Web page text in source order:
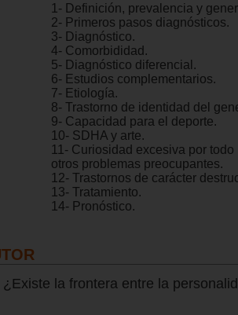
1- Definición, prevalencia y
2- Primeros pasos diagnósticos.
3- Diagnóstico.
4- Comorbididad.
5- Diagnóstico diferencial.
6- Estudios complementarios.
7- Etiología.
8- Trastorno de identidad del
9- Capacidad para el deporte.
10- SDHA y arte.
11- Curiosidad excesiva por
otros problemas preocupantes.
12- Trastornos de carácter
13- Tratamiento.
14- Pronóstico.
la frontera entre la